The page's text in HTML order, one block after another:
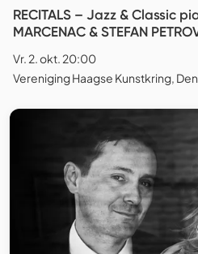
RECITALS – Jazz & Classic
MARCENAC & STEFAN
Vr. 2. okt. 20:00
Vereniging Haagse Kunstkring,